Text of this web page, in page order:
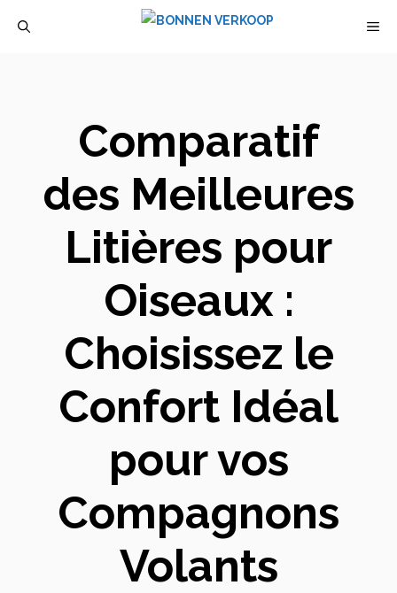
Comparatif
des Meilleures
Litières pour
Oiseaux :
Choisissez le
Confort Idéal
pour vos
Compagnons
Volants